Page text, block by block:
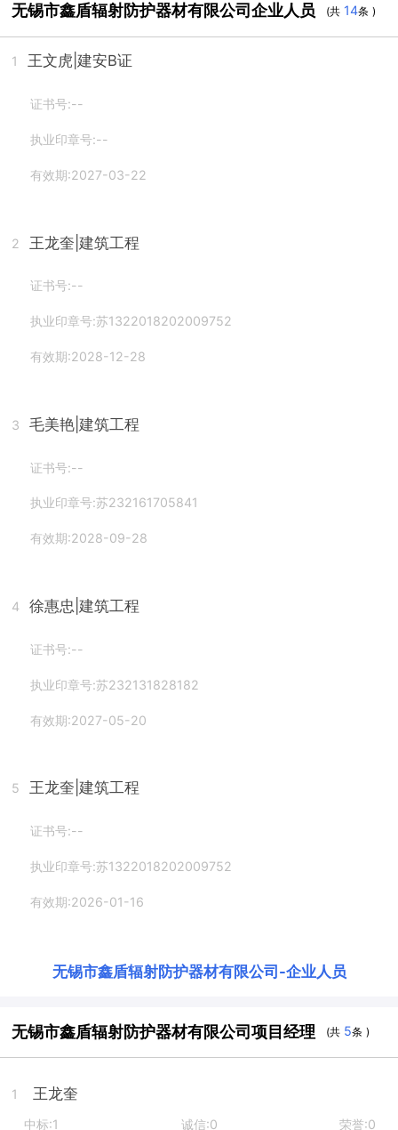
无锡市鑫盾辐射防护器材有限公司企业人员 (共 14条 )
1 王文虎 |建安B证
证书号:--
执业印章号:--
有效期:2027-03-22
2 王龙奎 |建筑工程
证书号:--
执业印章号:苏1322018202009752
有效期:2028-12-28
3 毛美艳 |建筑工程
证书号:--
执业印章号:苏232161705841
有效期:2028-09-28
4 徐惠忠 |建筑工程
证书号:--
执业印章号:苏232131828182
有效期:2027-05-20
5 王龙奎 |建筑工程
证书号:--
执业印章号:苏1322018202009752
有效期:2026-01-16
无锡市鑫盾辐射防护器材有限公司 -企业人员
无锡市鑫盾辐射防护器材有限公司项目经理 (共 5条 )
1 王龙奎
中标:1 诚信:0 荣誉:0